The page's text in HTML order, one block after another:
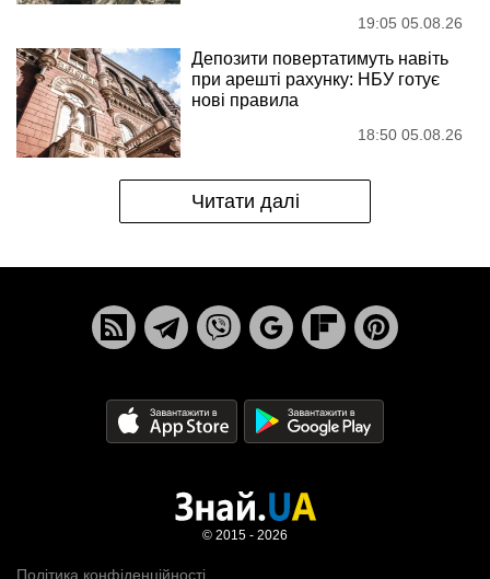
19:05 05.08.26
Депозити повертатимуть навіть
при арешті рахунку: НБУ готує
нові правила
18:50 05.08.26
Читати далі
Політика конфіденційності
© 2015 - 2026